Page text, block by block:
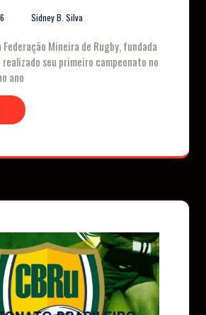
Sidney B. Silva
Federação Mineira de Rugby, fundada
seu primeiro campeonato no
ano